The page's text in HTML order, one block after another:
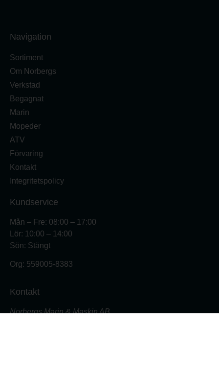
Navigation
Sortiment
Om Norbergs
Verkstad
Begagnat
Marin
Mopeder
ATV
Förvaring
Kontakt
Integritetspolicy
Kundservice
Mån – Fre: 08:00 – 17:00
Lör: 10:00 – 14:00
Sön: Stängt
Org: 559005-8383
Kontakt
Norbergs Marin & Maskin AB